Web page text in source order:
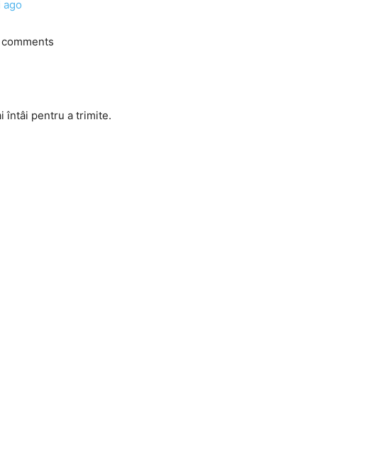
ago
întâi pentru a trimite.